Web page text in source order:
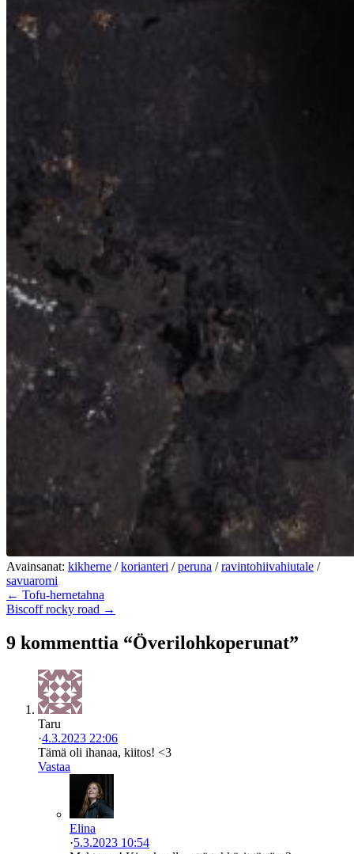
Avainsanat: kikherne /korianteri /peruna /ravintohiivahiutale /
savuaromi
← Tofu-hernetahna
Biscoff rocky road →
9 kommenttia “Överilohkoperunat”
Taru
·4.3.2023 22:06
Tämä oli ihanaa, kiitos! <3
Vastaa
Elina
·5.3.2023 10:54